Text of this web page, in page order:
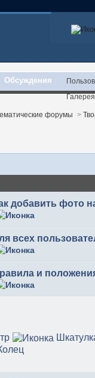
Обсуждения
Галерея
форумы >
добавить фото
всех
и